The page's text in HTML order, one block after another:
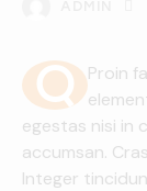
Q Proin
egestas nisi in
accumsan.
Integer